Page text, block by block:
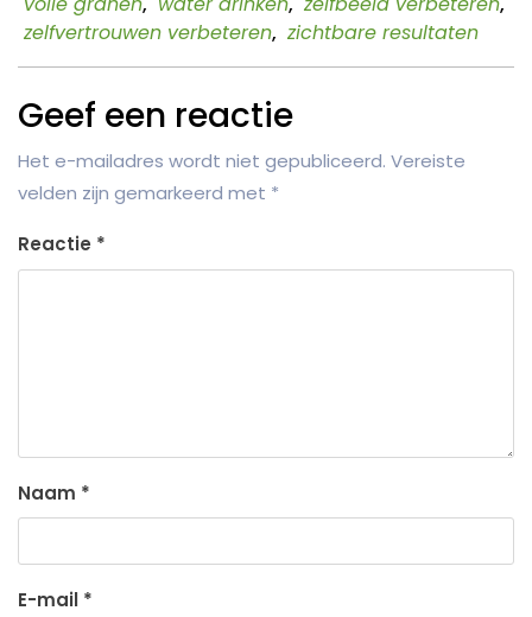
zelfvertrouwen verbeteren, zichtbare resultaten
Geef een reactie
Het e-mailadres wordt niet gepubliceerd. Vereiste
velden zijn gemarkeerd met *
Reactie *
Naam *
E-mail *